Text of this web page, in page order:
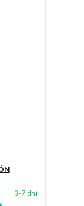
3-7 dní